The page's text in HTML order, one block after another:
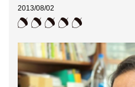
2013/08/02